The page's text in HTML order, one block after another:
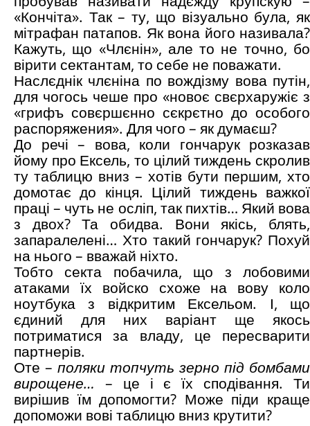
«Кончіта». Так – ту, що візуально була, як
мітрафан патапов. Як вона його називала?
Кажуть, що «Члєнін», але то не точно, бо
вірити сектантам, то себе не поважати.
Наслєднік члєніна по вождізму вова путін,
для чогось чеше про «новоє свєрхаружіє з
«грифъ совєршєнно сєкрєтно до особого
распоряжения». Для чого – як думаєш?
До речі – вова, коли гончарук розказав
йому про Ексель, то цілий тиждень скролив
ту таблицю вниз – хотів бути першим, хто
домотає до кінця. Цілий тиждень важкої
праці – чуть не осліп, так пихтів… Який вова
з двох? Та обидва. Вони якісь, блять,
запаралелені… Хто такий гончарук? Похуй
на нього – вважай ніхто.
Тобто секта побачила, що з лобовими
атаками їх войско схоже на вову коло
ноутбука з відкритим Ексельом. І, що
єдиний для них варіант ще якось
потриматися за владу, це пересварити
партнерів.
Оте – поляки топчуть зерно під бомбами
вирощене… – це і є їх сподівання. Ти
вирішив їм допомогти? Може піди краще
допоможи вові таблицю вниз крутити?